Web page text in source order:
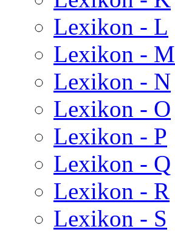
Lexikon - L
Lexikon - M
Lexikon - N
Lexikon - O
Lexikon - P
Lexikon - Q
Lexikon - R
Lexikon - S